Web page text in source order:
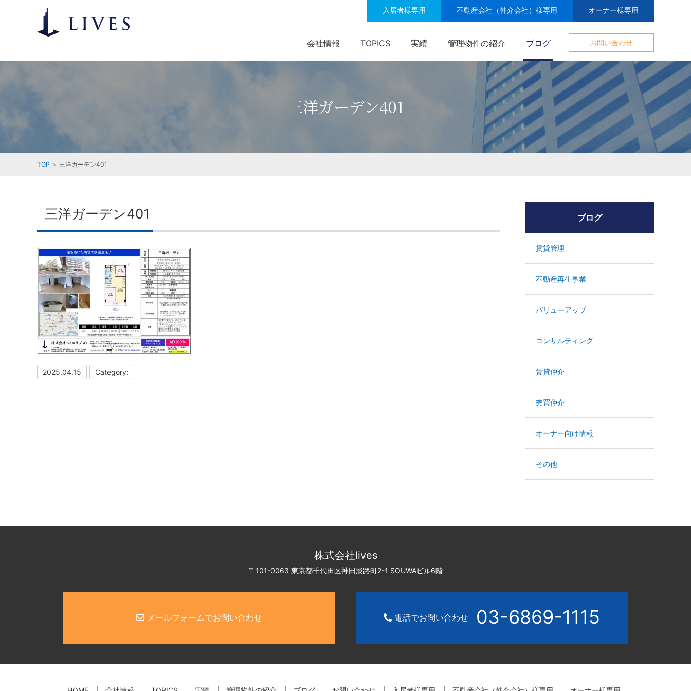
入居者様専用 不動産会社（仲介会社）様専用 オーナー様専用
会社情報 TOPICS 実績 管理物件の紹介 ブログ お問い合わせ
三洋ガーデン401
TOP 三洋ガーデン401
三洋ガーデン401
2025.04.15 Category:
ブログ
賃貸管理
不動産再生事業
バリューアップ
コンサルティング
賃貸仲介
売買仲介
オーナー向け情報
その他
株式会社lives
〒101-0063 東京都千代田区神田淡路町2-1 SOUWAビル6階
メールフォームでお問い合わせ 電話でお問い合わせ 03-6869-1115